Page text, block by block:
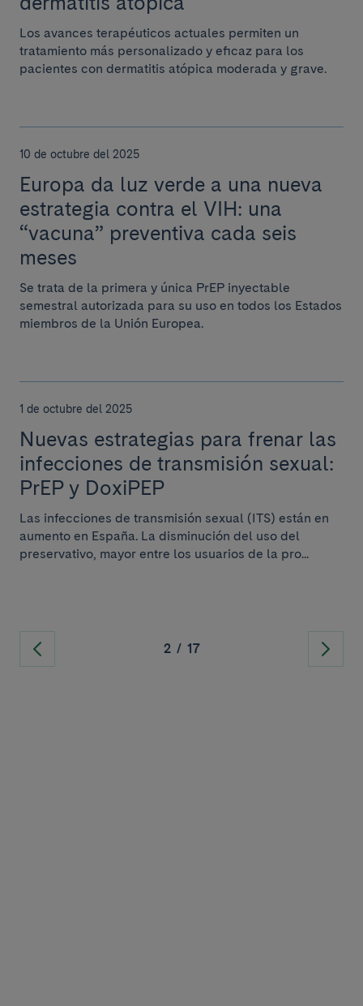
Los avances terapéuticos actuales permiten un
tratamiento más personalizado y eficaz para los
pacientes con dermatitis atópica moderada y grave.
10 de octubre del 2025
Europa da luz verde a una nueva
estrategia contra el VIH: una
“vacuna” preventiva cada seis
meses
Se trata de la primera y única PrEP inyectable
semestral autorizada para su uso en todos los Estados
miembros de la Unión Europea.
1 de octubre del 2025
Nuevas estrategias para frenar las
infecciones de transmisión sexual:
PrEP y DoxiPEP
Las infecciones de transmisión sexual (ITS) están en
aumento en España. La disminución del uso del
preservativo, mayor entre los usuarios de la pro...
2 / 17